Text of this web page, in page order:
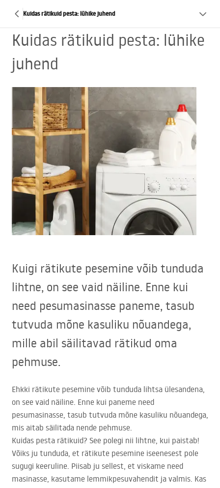
Kuidas rätikuid pesta: lühike juhend
Kuidas rätikuid pesta: lühike
juhend
Kuigi rätikute pesemine võib tunduda
lihtne, on see vaid näiline. Enne kui
need pesumasinasse paneme, tasub
tutvuda mõne kasuliku nõuandega,
mille abil säilitavad rätikud oma
pehmuse.
Ehkki rätikute pesemine võib tunduda lihtsa ülesandena,
on see vaid näiline. Enne kui paneme need
pesumasinasse, tasub tutvuda mõne kasuliku nõuandega,
mis aitab säilitada nende pehmuse.
Kuidas pesta rätikuid? See polegi nii lihtne, kui paistab!
Võiks ju tunduda, et rätikute pesemine iseenesest pole
sugugi keeruline. Piisab ju sellest, et viskame need
masinasse, kasutame lemmikpesuvahendit ja valmis. Kas